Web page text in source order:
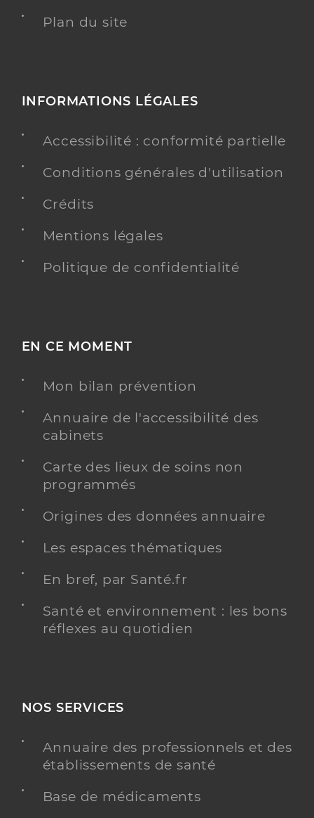
Plan du site
INFORMATIONS LÉGALES
Accessibilité : conformité partielle
Conditions générales d'utilisation
Crédits
Mentions légales
Politique de confidentialité
EN CE MOMENT
Mon bilan prévention
Annuaire de l'accessibilité des
cabinets
Carte des lieux de soins non
programmés
Origines des données annuaire
Les espaces thématiques
En bref, par Santé.fr
Santé et environnement : les bons
réflexes au quotidien
NOS SERVICES
Annuaire des professionnels et des
établissements de santé
Base de médicaments